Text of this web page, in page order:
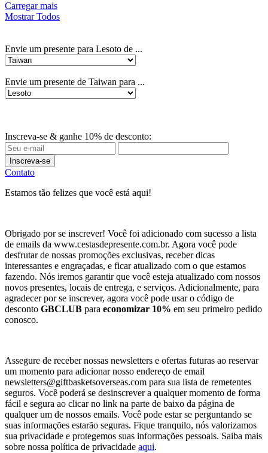
Carregar mais
Mostrar Todos
Envie um presente para Lesoto de ...
Envie um presente de Taiwan para ...
Inscreva-se & ganhe 10% de desconto:
Inscreva-se
Contato
Estamos tão felizes que você está aqui!
Obrigado por se inscrever! Você foi adicionado com sucesso a lista
de emails da www.cestasdepresente.com.br. Agora você pode
desfrutar de nossas promoções exclusivas, receber dicas
interessantes e engraçadas, e ficar atualizado com o que estamos
fazendo. Nós iremos garantir que você esteja atualizado com nossos
novos presentes, locais de entrega, e serviços. Adicionalmente, para
agradecer por se inscrever, agora você pode usar o código de
desconto GBCLUB para economizar 10% em seu primeiro pedido
conosco.
Assegure de receber nossas newsletters e ofertas futuras ao reservar
um momento para adicionar nosso endereço de email
newsletters@giftbasketsoverseas.com para sua lista de remetentes
seguros. Você poderá se desinscrever a qualquer momento de forma
fácil e segura ao clicar no link na parte de baixo da página de
qualquer um de nossos emails. Você pode estar se perguntando se
suas informações estarão seguras. Fique tranquilo, nós valorizamos
sua privacidade e protegemos suas informações pessoais. Saiba mais
sobre nossa política de privacidade aqui.